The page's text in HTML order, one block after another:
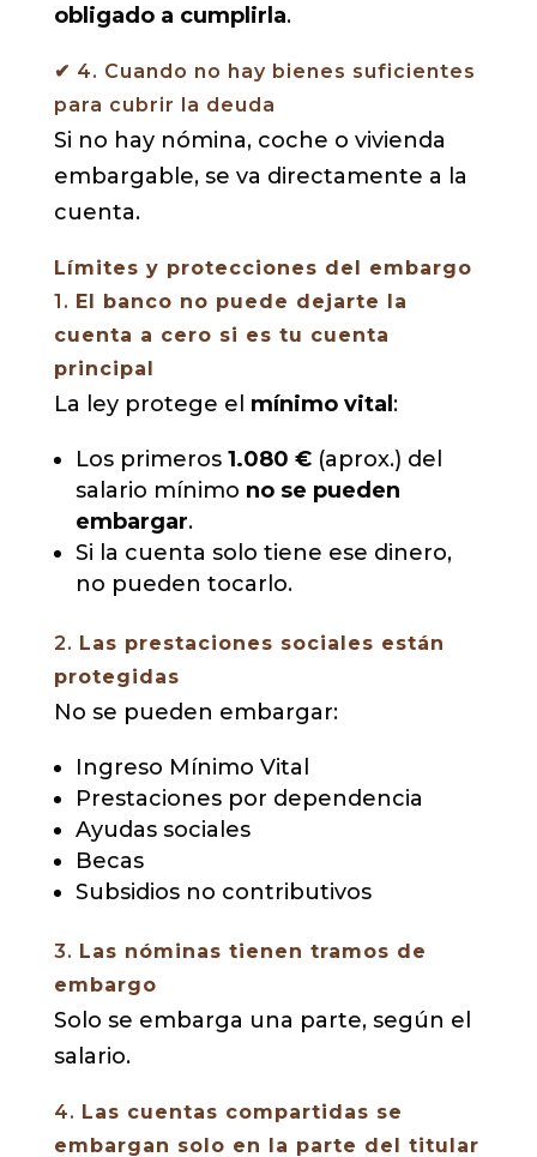
obligado a cumplirla.
✔ 4. Cuando no hay bienes suficientes
para cubrir la deuda
Si no hay nómina, coche o vivienda
embargable, se va directamente a la
cuenta.
Límites y protecciones del embargo
1. El banco no puede dejarte la
cuenta a cero si es tu cuenta
principal
La ley protege el mínimo vital :
Los primeros 1.080 €(aprox.) del
salario mínimo no se pueden
embargar.
Si la cuenta solo tiene ese dinero,
no pueden tocarlo.
2. Las prestaciones sociales están
protegidas
No se pueden embargar:
Ingreso Mínimo Vital
Prestaciones por dependencia
Ayudas sociales
Becas
Subsidios no contributivos
3. Las nóminas tienen tramos de
embargo
Solo se embarga una parte, según el
salario.
4. Las cuentas compartidas se
embargan solo en la parte del titular